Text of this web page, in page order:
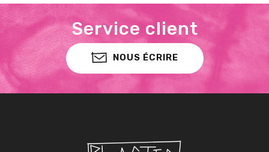
Service client
NOUS ÉCRIRE